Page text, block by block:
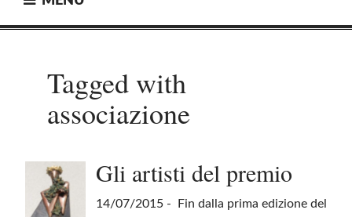
Tagged with
associazione
Gli artisti del premio
14/07/2015 - Fin dalla prima edizione del